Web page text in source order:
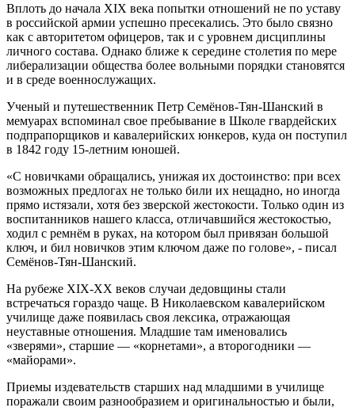
Вплоть до начала XIX века попытки отношений не по уставу
в российской армии успешно пресекались. Это было связно
как с авторитетом офицеров, так и с уровнем дисциплины
личного состава. Однако ближе к середине столетия по мере
либерализации общества более вольными порядки становятся
и в среде военнослужащих.
Ученый и путешественник Петр Семёнов-Тян-Шанский в
мемуарах вспоминал свое пребывание в Школе гвардейских
подпрапорщиков и кавалерийских юнкеров, куда он поступил
в 1842 году 15-летним юношей.
«С новичками обращались, унижая их достоинство: при всех
возможных предлогах не только били их нещадно, но иногда
прямо истязали, хотя без зверской жестокости. Только один из
воспитанников нашего класса, отличавшийся жестокостью,
ходил с ремнём в руках, на котором был привязан большой
ключ, и бил новичков этим ключом даже по голове», - писал
Семёнов-Тян-Шанский.
На рубеже XIX-XX веков случаи дедовщины стали
встречаться гораздо чаще. В Николаевском кавалерийском
училище даже появилась своя лексика, отражающая
неуставные отношения. Младшие там именовались
«зверями», старшие — «корнетами», а второгодники —
«майорами».
Приемы издевательств старших над младшими в училище
поражали своим разнообразием и оригинальностью и были,